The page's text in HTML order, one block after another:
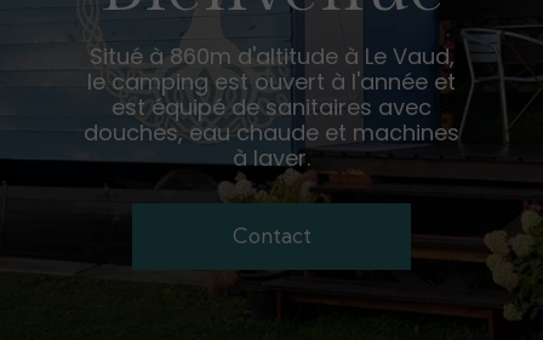
Situé à 860m d'altitude à Le Vaud,
le camping est ouvert à l'année et
est équipé de sanitaires avec
douches, eau chaude et machines
à laver.
Contact